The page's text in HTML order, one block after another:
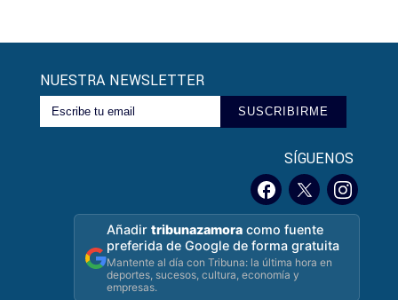
NUESTRA NEWSLETTER
SUSCRIBIRME
SÍGUENOS
Añadirtribunazamora como fuente
preferida de Google de forma gratuita
Mantente al día con Tribuna: la última hora en
deportes, sucesos, cultura, economía y
empresas.